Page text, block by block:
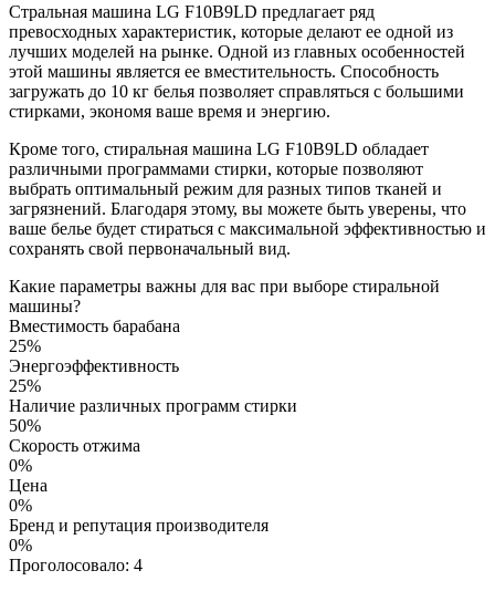
Стральная машина LG F10B9LD предлагает ряд
превосходных характеристик, которые делают ее одной из
лучших моделей на рынке. Одной из главных особенностей
этой машины является ее вместительность. Способность
загружать до 10 кг белья позволяет справляться с большими
стирками, экономя ваше время и энергию.
Кроме того, стиральная машина LG F10B9LD обладает
различными программами стирки, которые позволяют
выбрать оптимальный режим для разных типов тканей и
загрязнений. Благодаря этому, вы можете быть уверены, что
ваше белье будет стираться с максимальной эффективностью и
сохранять свой первоначальный вид.
Какие параметры важны для вас при выборе стиральной
машины?
Вместимость барабана
25%
Энергоэффективность
25%
Наличие различных программ стирки
50%
Скорость отжима
0%
Цена
0%
Бренд и репутация производителя
0%
Проголосовало: 4